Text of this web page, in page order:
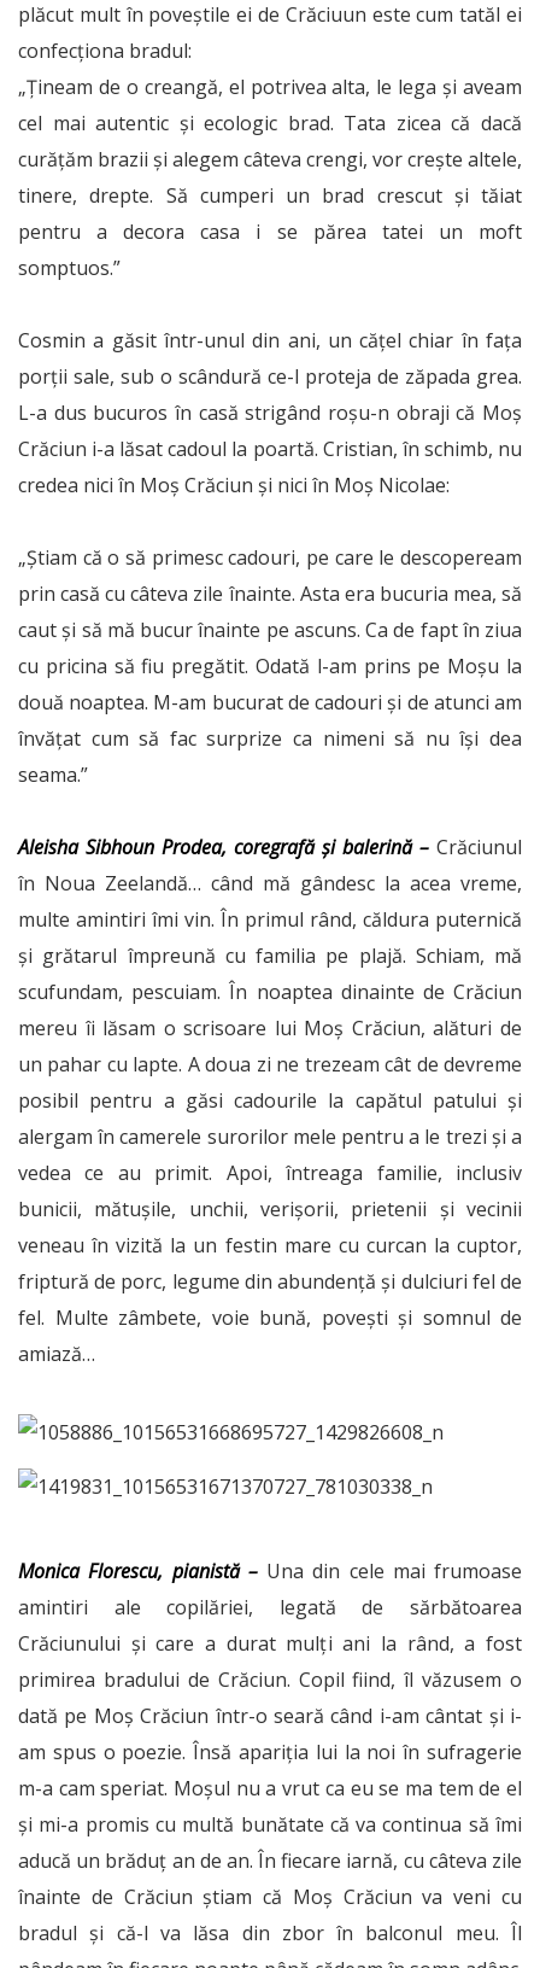
plăcut mult în poveștile ei de Crăciuun este cum tatăl ei
confecționa bradul:
„Țineam de o creangă, el potrivea alta, le lega și aveam
cel mai autentic și ecologic brad. Tata zicea că dacă
curățăm brazii și alegem câteva crengi, vor crește altele,
tinere, drepte. Să cumperi un brad crescut și tăiat
pentru a decora casa i se părea tatei un moft
somptuos.”
Cosmin a găsit într-unul din ani, un cățel chiar în fața
porții sale, sub o scândură ce-l proteja de zăpada grea.
L-a dus bucuros în casă strigând roșu-n obraji că Moș
Crăciun i-a lăsat cadoul la poartă. Cristian, în schimb, nu
credea nici în Moș Crăciun și nici în Moș Nicolae:
„Știam că o să primesc cadouri, pe care le descopeream
prin casă cu câteva zile înainte. Asta era bucuria mea, să
caut și să mă bucur înainte pe ascuns. Ca de fapt în ziua
cu pricina să fiu pregătit. Odată l-am prins pe Moșu la
două noaptea. M-am bucurat de cadouri și de atunci am
învățat cum să fac surprize ca nimeni să nu își dea
seama.”
Aleisha Sibhoun Prodea, coregrafă și balerină – Crăciunul
în Noua Zeelandă… când mă gândesc la acea vreme,
multe amintiri îmi vin. În primul rând, căldura puternică
și grătarul împreună cu familia pe plajă. Schiam, mă
scufundam, pescuiam. În noaptea dinainte de Crăciun
mereu îi lăsam o scrisoare lui Moș Crăciun, alături de
un pahar cu lapte. A doua zi ne trezeam cât de devreme
posibil pentru a găsi cadourile la capătul patului și
alergam în camerele surorilor mele pentru a le trezi și a
vedea ce au primit. Apoi, întreaga familie, inclusiv
bunicii, mătușile, unchii, verișorii, prietenii și vecinii
veneau în vizită la un festin mare cu curcan la cuptor,
friptură de porc, legume din abundență și dulciuri fel de
fel. Multe zâmbete, voie bună, povești și somnul de
amiază…
Monica Florescu, pianistă – Una din cele mai frumoase
amintiri ale copilăriei, legată de sărbătoarea
Crăciunului și care a durat mulți ani la rând, a fost
primirea bradului de Crăciun. Copil fiind, îl văzusem o
dată pe Moș Crăciun într-o seară când i-am cântat și i-
am spus o poezie. Însă apariția lui la noi în sufragerie
m-a cam speriat. Moșul nu a vrut ca eu se ma tem de el
și mi-a promis cu multă bunătate că va continua să îmi
aducă un brăduț an de an. În fiecare iarnă, cu câteva zile
înainte de Crăciun știam că Moș Crăciun va veni cu
bradul și că-l va lăsa din zbor în balconul meu. Îl